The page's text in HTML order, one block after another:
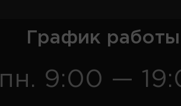
График
пн. 9:00 —